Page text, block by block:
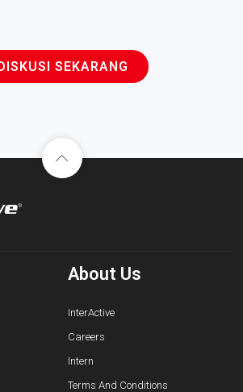
SEKARANG
About Us
InterActive
Careers
Intern
Terms And Conditions